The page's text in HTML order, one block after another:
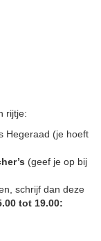
rijtje:
Hegeraad (je hoeft
(geef je op bij
schrijf dan deze
tot 19.00: